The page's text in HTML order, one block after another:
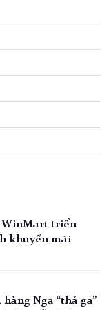
WinMart triển
khuyến mãi
Nga “thả ga”